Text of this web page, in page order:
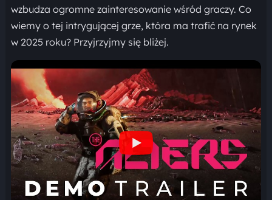
wzbudza ogromne zainteresowanie wśród graczy. Co
wiemy o tej intrygującej grze, która ma trafić na rynek
w 2025 roku? Przyjrzyjmy się bliżej.